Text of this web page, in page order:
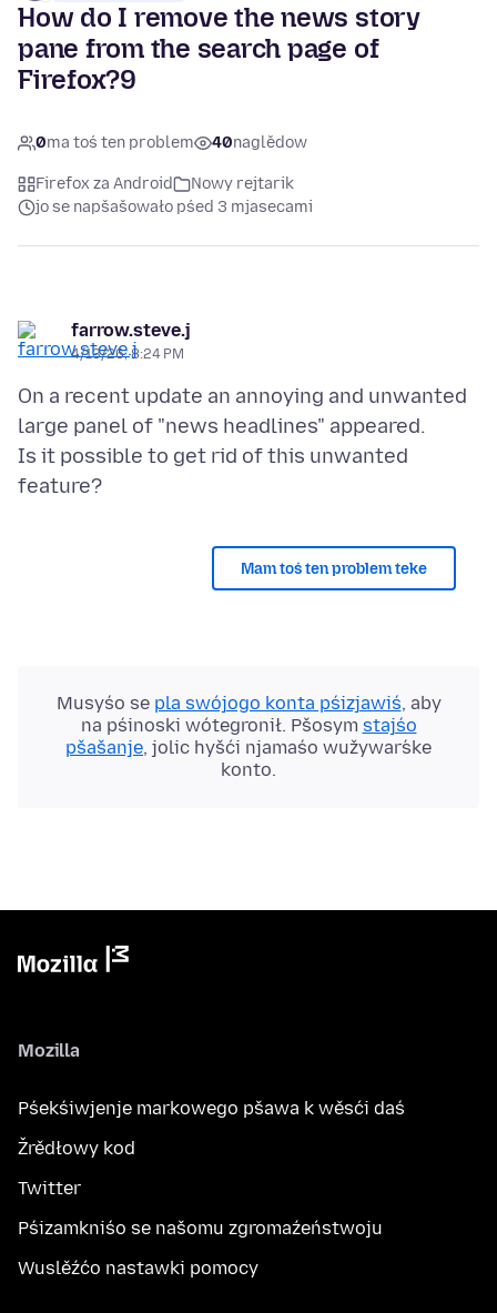
How do I remove the news story
pane from the search page of
Firefox?9
0ma toś ten problem 40naglědow
Firefox za Android
Nowy rejtarik
jo se napšašowało pśed 3 mjasecami
farrow.steve.j
4/13/26, 8:24 PM
On a recent update an annoying and unwanted
large panel of "news headlines" appeared.
Is it possible to get rid of this unwanted
Mam toś ten problem teke
Musyśo se pla swójogo konta pśizjawiś, aby
na pśinoski wótegronił. Pšosym stajśo
pšašanje, jolic hyšći njamaśo wužywaŕske
konto.
Mozilla
Pśekśiwjenje markowego pšawa k wěsći daś
Žrědłowy kod
Twitter
Pśizamkniśo se našomu zgromaźeństwoju
Wuslěźćo nastawki pomocy